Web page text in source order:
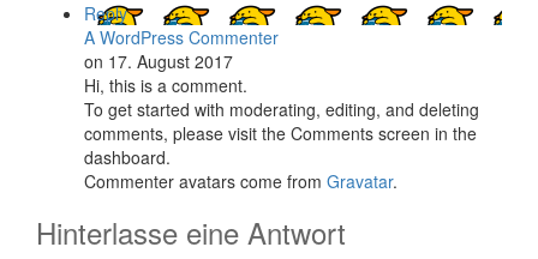
Reply
A WordPress Commenter
on 17. August 2017
Hi, this is a comment.
To get started with moderating, editing, and deleting
comments, please visit the Comments screen in the
dashboard.
Commenter avatars come from Gravatar.
Hinterlasse eine Antwort